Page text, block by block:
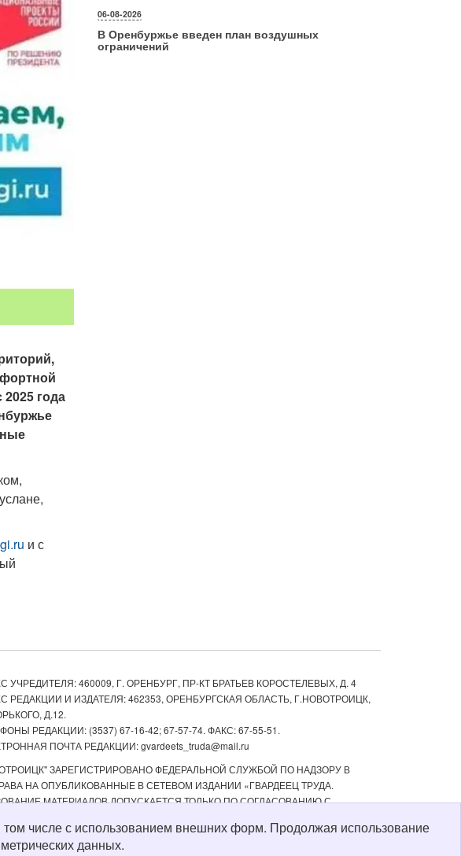
года
и с
06-08-2026
В Оренбуржье введен план воздушных
ограничений
УЧРЕДИТЕЛЯ: 460009, Г. ОРЕНБУРГ, ПР-КТ БРАТЬЕВ КОРОСТЕЛЕВЫХ, Д. 4
РЕДАКЦИИ И ИЗДАТЕЛЯ: 462353, ОРЕНБУРГСКАЯ ОБЛАСТЬ, Г.НОВОТРОИЦК,
Д.12.
РЕДАКЦИИ: (3537) 67-16-42; 67-57-74. ФАКС: 67-55-51.
ПОЧТА РЕДАКЦИИ: gvardeets_truda@mail.ru
ЗАРЕГИСТРИРОВАНО ФЕДЕРАЛЬНОЙ СЛУЖБОЙ ПО НАДЗОРУ В
НА ОПУБЛИКОВАННЫЕ В СЕТЕВОМ ИЗДАНИИ «ГВАРДЕЕЦ ТРУДА.
МАТЕРИАЛОВ ДОПУСКАЕТСЯ ТОЛЬКО ПО СОГЛАСОВАНИЮ С
ДЛЯ ДЕТЕЙ СТАРШЕ 16 ЛЕТ.
числе с использованием внешних форм. Продолжая использование
данных.